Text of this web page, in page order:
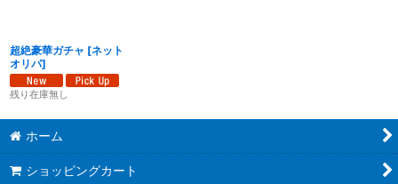
超絶豪華ガチャ [ネット
オリパ]
残り在庫無し
ホーム
ショッピングカート